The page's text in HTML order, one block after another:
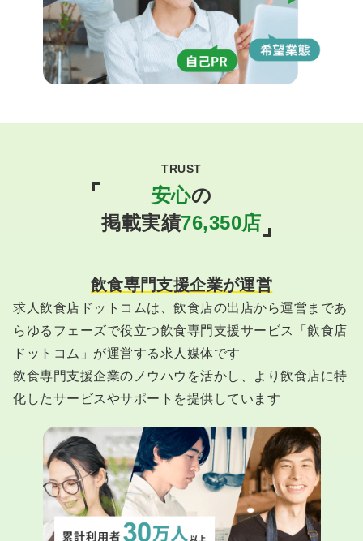
TRUST
安心の
掲載実績76,350店
飲食専門支援企業が運営
求人飲食店ドットコムは、飲食店の出店から運営まであ
らゆるフェーズで役立つ飲食専門支援サービス「飲食店
ドットコム」が運営する求人媒体です
飲食専門支援企業のノウハウを活かし、より飲食店に特
化したサービスやサポートを提供しています